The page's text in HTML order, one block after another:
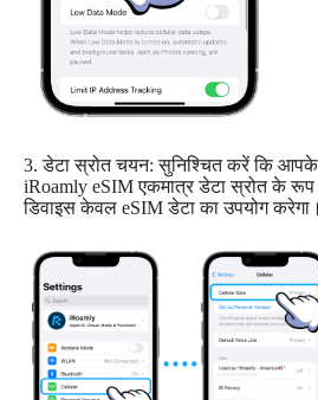
3. डेटा स्रोत चयन: सुनिश्चित करें कि आपके
iRoamly eSIM एकमात्र डेटा स्रोत के
डिवाइस केवल eSIM डेटा का उपयोग करेगा।